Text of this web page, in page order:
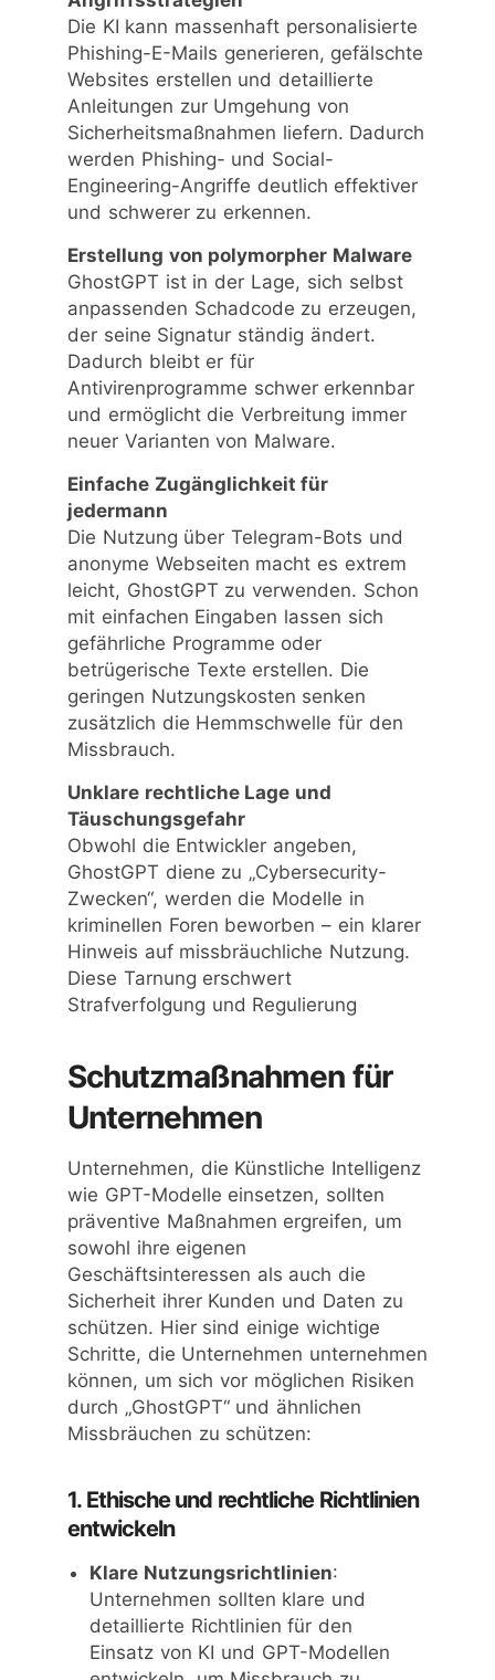
Die KI kann massenhaft personalisierte
Phishing-E-Mails generieren, gefälschte
Websites erstellen und detaillierte
Anleitungen zur Umgehung von
Sicherheitsmaßnahmen liefern. Dadurch
werden Phishing- und Social-
Engineering-Angriffe deutlich effektiver
und schwerer zu erkennen.
Erstellung von polymorpher Malware
GhostGPT ist in der Lage, sich selbst
anpassenden Schadcode zu erzeugen,
der seine Signatur ständig ändert.
Dadurch bleibt er für
Antivirenprogramme schwer erkennbar
und ermöglicht die Verbreitung immer
neuer Varianten von Malware.
Einfache Zugänglichkeit für
jedermann
Die Nutzung über Telegram-Bots und
anonyme Webseiten macht es extrem
leicht, GhostGPT zu verwenden. Schon
mit einfachen Eingaben lassen sich
gefährliche Programme oder
betrügerische Texte erstellen. Die
geringen Nutzungskosten senken
zusätzlich die Hemmschwelle für den
Missbrauch.
Unklare rechtliche Lage und
Täuschungsgefahr
Obwohl die Entwickler angeben,
GhostGPT diene zu „Cybersecurity-
Zwecken“, werden die Modelle in
kriminellen Foren beworben – ein klarer
Hinweis auf missbräuchliche Nutzung.
Diese Tarnung erschwert
Strafverfolgung und Regulierung
Schutzmaßnahmen für
Unternehmen
Unternehmen, die Künstliche Intelligenz
wie GPT-Modelle einsetzen, sollten
präventive Maßnahmen ergreifen, um
sowohl ihre eigenen
Geschäftsinteressen als auch die
Sicherheit ihrer Kunden und Daten zu
schützen. Hier sind einige wichtige
Schritte, die Unternehmen unternehmen
können, um sich vor möglichen Risiken
durch „GhostGPT“ und ähnlichen
Missbräuchen zu schützen:
1. Ethische und rechtliche Richtlinien
entwickeln
Klare Nutzungsrichtlinien:
Unternehmen sollten klare und
detaillierte Richtlinien für den
Einsatz von KI und GPT-Modellen